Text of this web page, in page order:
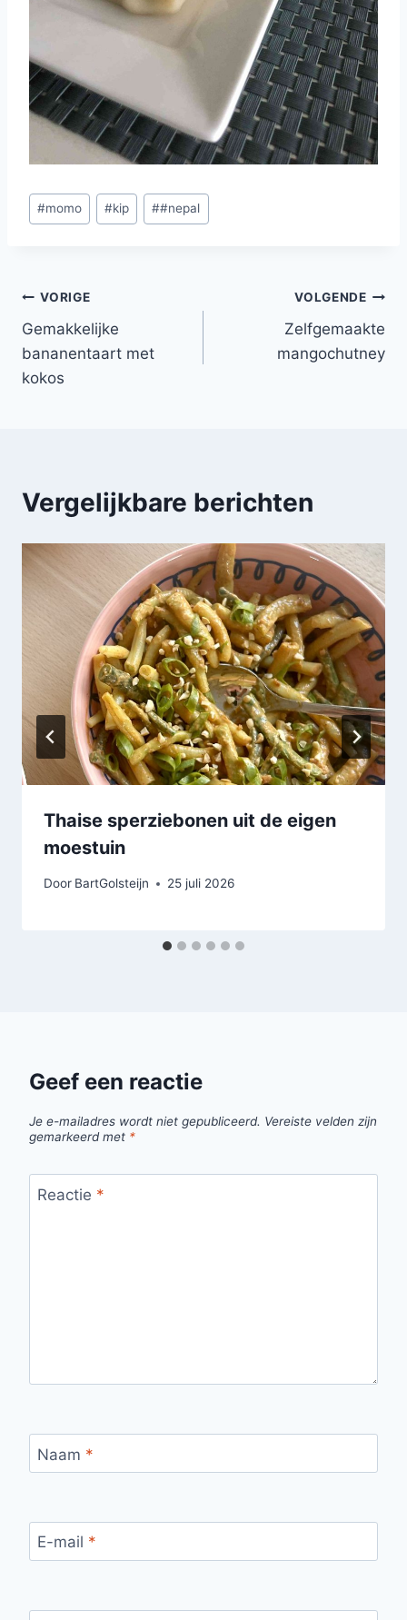
Bericht
tags:
#momo #kip ##nepal
Bericht
navigatie
VORIGE
Gemakkelijke
bananentaart met
kokos
VOLGENDE
Zelfgemaakte
mangochutney
Vergelijkbare berichten
Thaise sperziebonen uit de eigen
moestuin
Door BartGolsteijn 25 juli 2026
Geef een reactie
Je e-mailadres wordt niet gepubliceerd. Vereiste velden zijn
gemarkeerd met *
Reactie *
Naam *
E-mail *